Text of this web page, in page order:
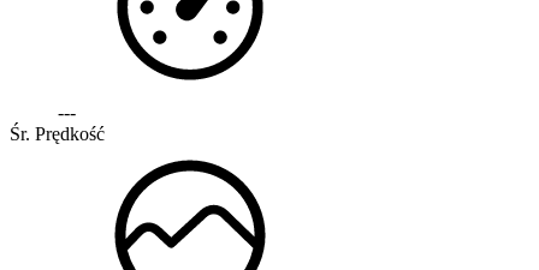
---
Śr. Prędkość